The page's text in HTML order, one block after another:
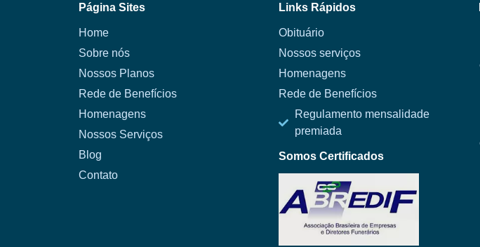
Página Sites
Home
Sobre nós
Nossos Planos
Rede de Benefícios
Homenagens
Nossos Serviços
Blog
Contato
Links Rápidos
Obituário
Nossos serviços
Homenagens
Rede de Benefícios
Regulamento mensalidade
premiada
Somos Certificados